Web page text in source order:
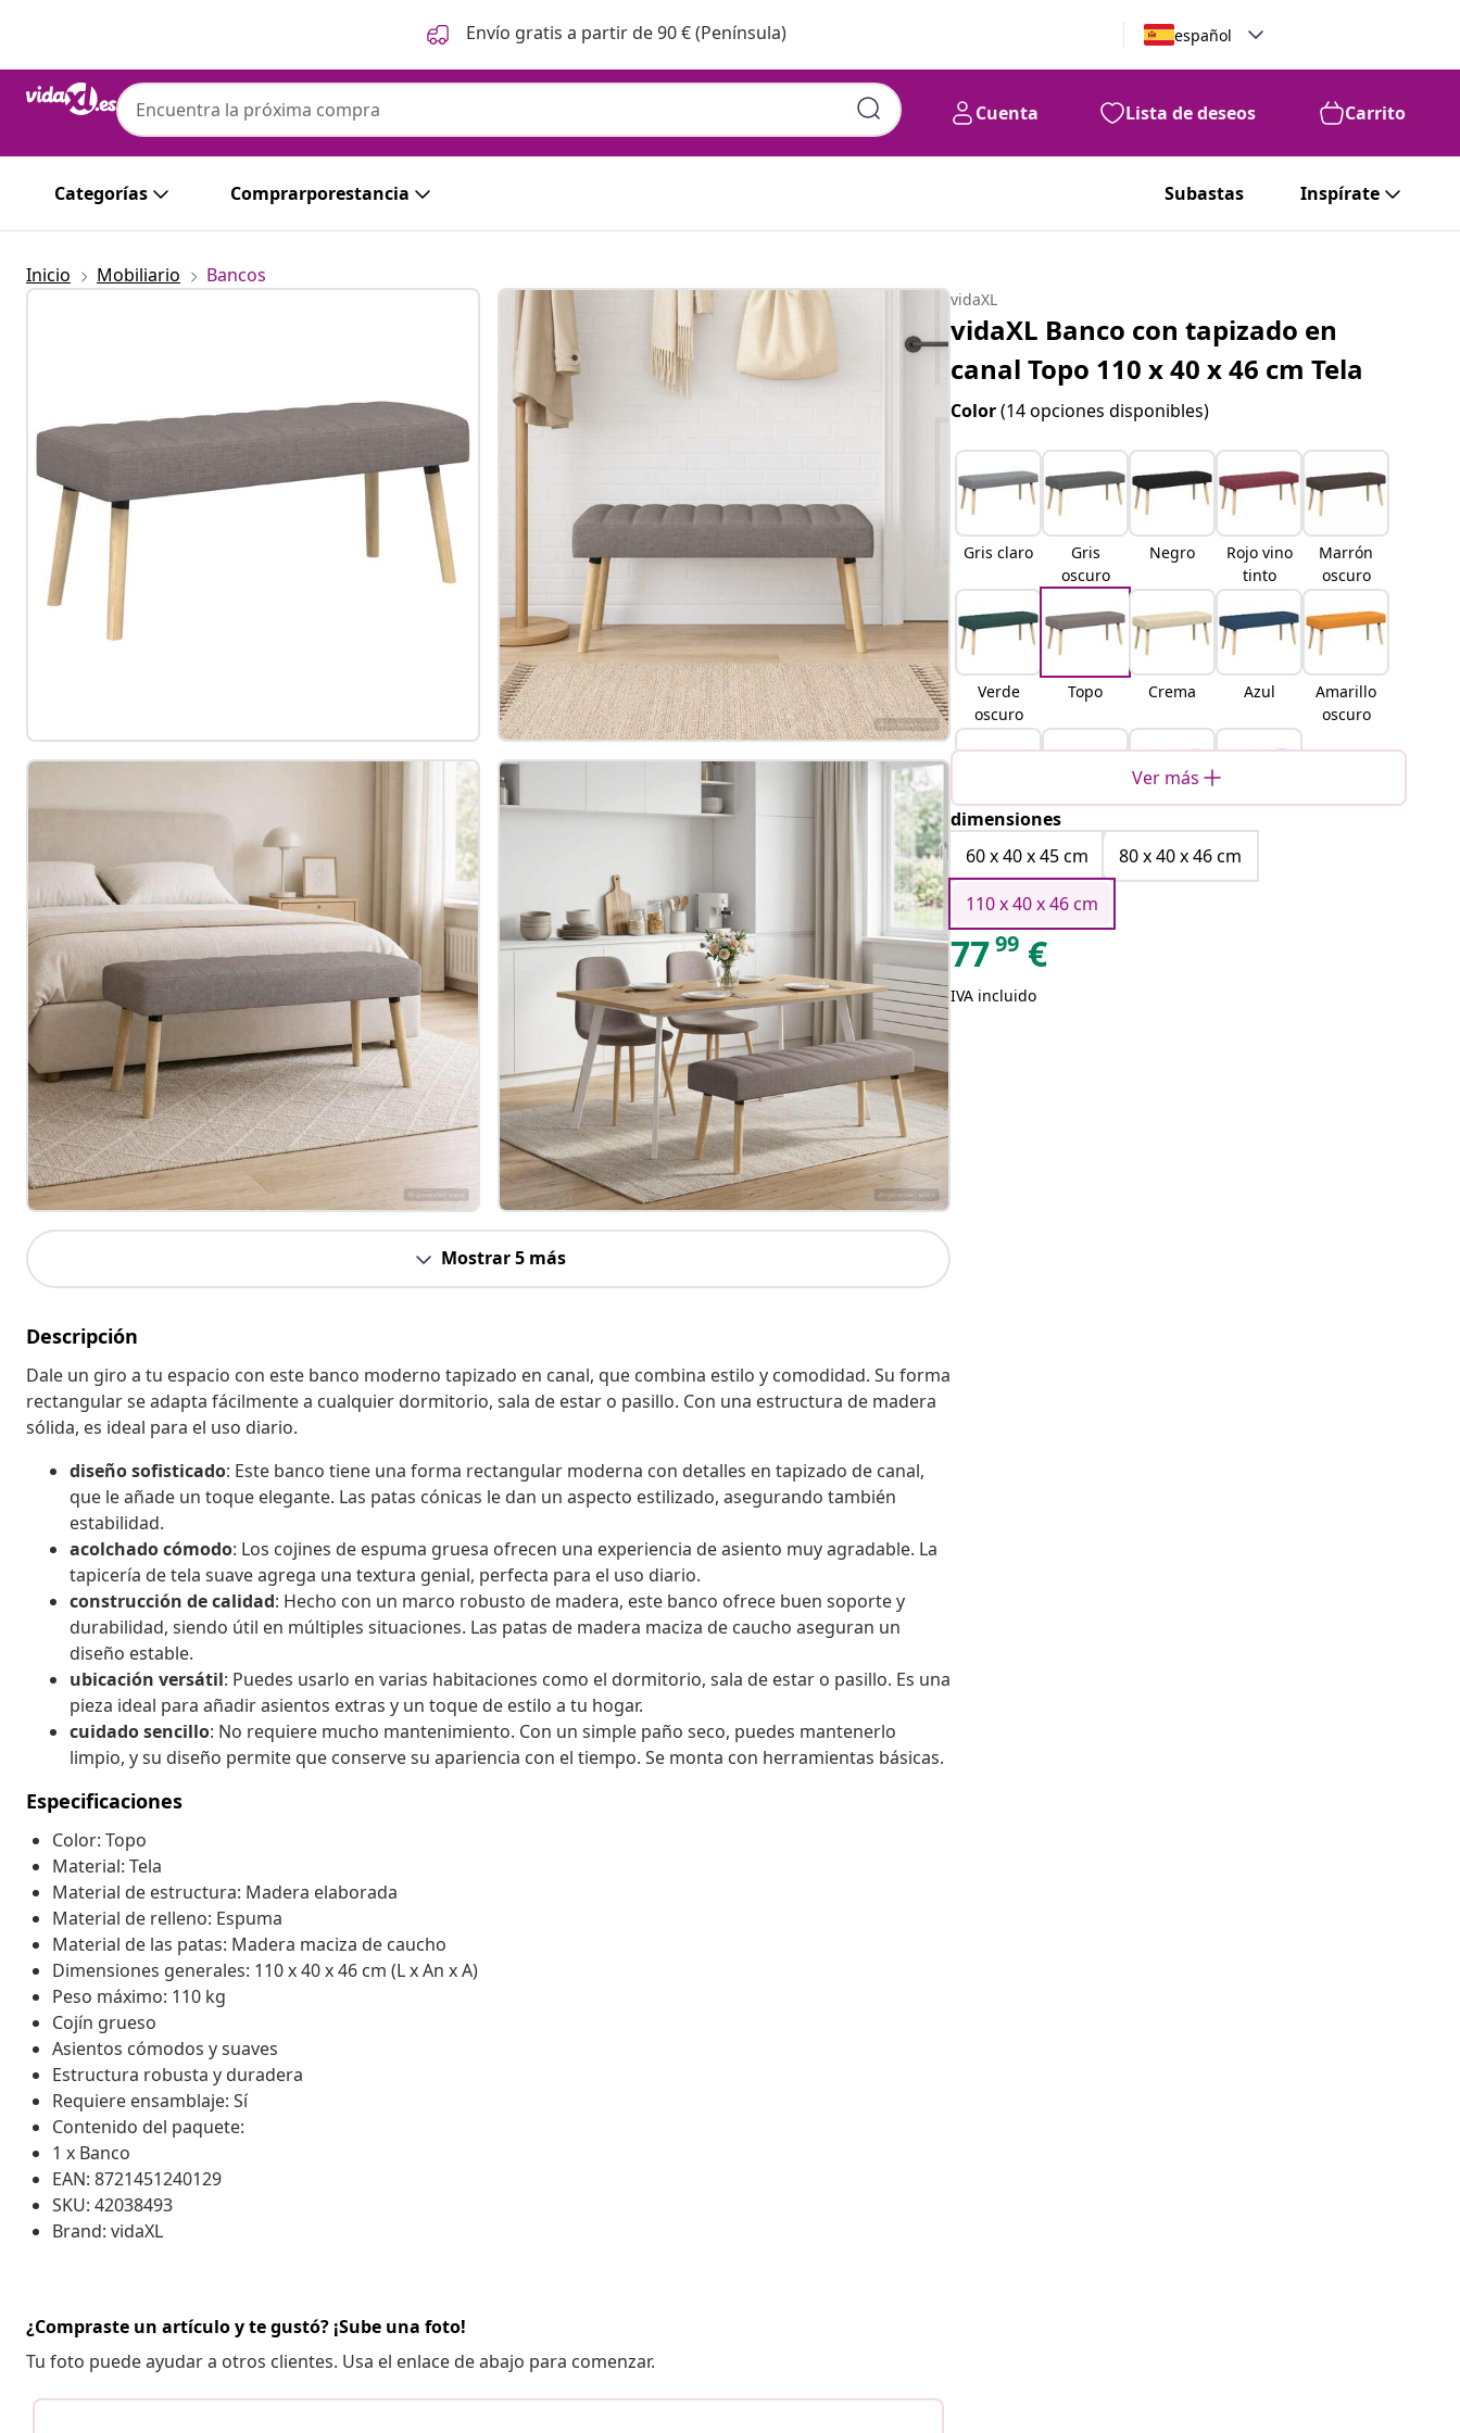
Envío gratis a partir de 90 € (Península) español
Cuenta Lista de deseos Carrito
Categorías Comprarporestancia Subastas Inspírate
Inicio Mobiliario Bancos
Mostrar 5 más
Descripción
Dale un giro a tu espacio con este banco moderno tapizado en canal, que combina estilo y comodidad. Su forma
rectangular se adapta fácilmente a cualquier dormitorio, sala de estar o pasillo. Con una estructura de madera
sólida, es ideal para el uso diario.
diseño sofisticado: Este banco tiene una forma rectangular moderna con detalles en tapizado de canal,
que le añade un toque elegante. Las patas cónicas le dan un aspecto estilizado, asegurando también
estabilidad.
acolchado cómodo: Los cojines de espuma gruesa ofrecen una experiencia de asiento muy agradable. La
tapicería de tela suave agrega una textura genial, perfecta para el uso diario.
construcción de calidad: Hecho con un marco robusto de madera, este banco ofrece buen soporte y
durabilidad, siendo útil en múltiples situaciones. Las patas de madera maciza de caucho aseguran un
diseño estable.
ubicación versátil: Puedes usarlo en varias habitaciones como el dormitorio, sala de estar o pasillo. Es una
pieza ideal para añadir asientos extras y un toque de estilo a tu hogar.
cuidado sencillo: No requiere mucho mantenimiento. Con un simple paño seco, puedes mantenerlo
limpio, y su diseño permite que conserve su apariencia con el tiempo. Se monta con herramientas básicas.
Especificaciones
Color: Topo
Material: Tela
Material de estructura: Madera elaborada
Material de relleno: Espuma
Material de las patas: Madera maciza de caucho
Dimensiones generales: 110 x 40 x 46 cm (L x An x A)
Peso máximo: 110 kg
Cojín grueso
Asientos cómodos y suaves
Estructura robusta y duradera
Requiere ensamblaje: Sí
Contenido del paquete:
1 x Banco
EAN: 8721451240129
SKU: 42038493
Brand: vidaXL
¿Compraste un artículo y te gustó? ¡Sube una foto!
Tu foto puede ayudar a otros clientes. Usa el enlace de abajo para comenzar.
vidaXL
vidaXL Banco con tapizado en
canal Topo 110 x 40 x 46 cm Tela
Color(14 opciones disponibles)
Gris claro
Gris
oscuro
Negro
Rojo vino
tinto
Marrón
oscuro
Verde
oscuro
Topo Crema Azul
Amarillo
oscuro
Amarillo
claro
Blanco Rosa
Azul
vaquero
Ver más
dimensiones
60 x 40 x 45 cm
80 x 40 x 46 cm
110 x 40 x 46 cm
7799 €
IVA incluido